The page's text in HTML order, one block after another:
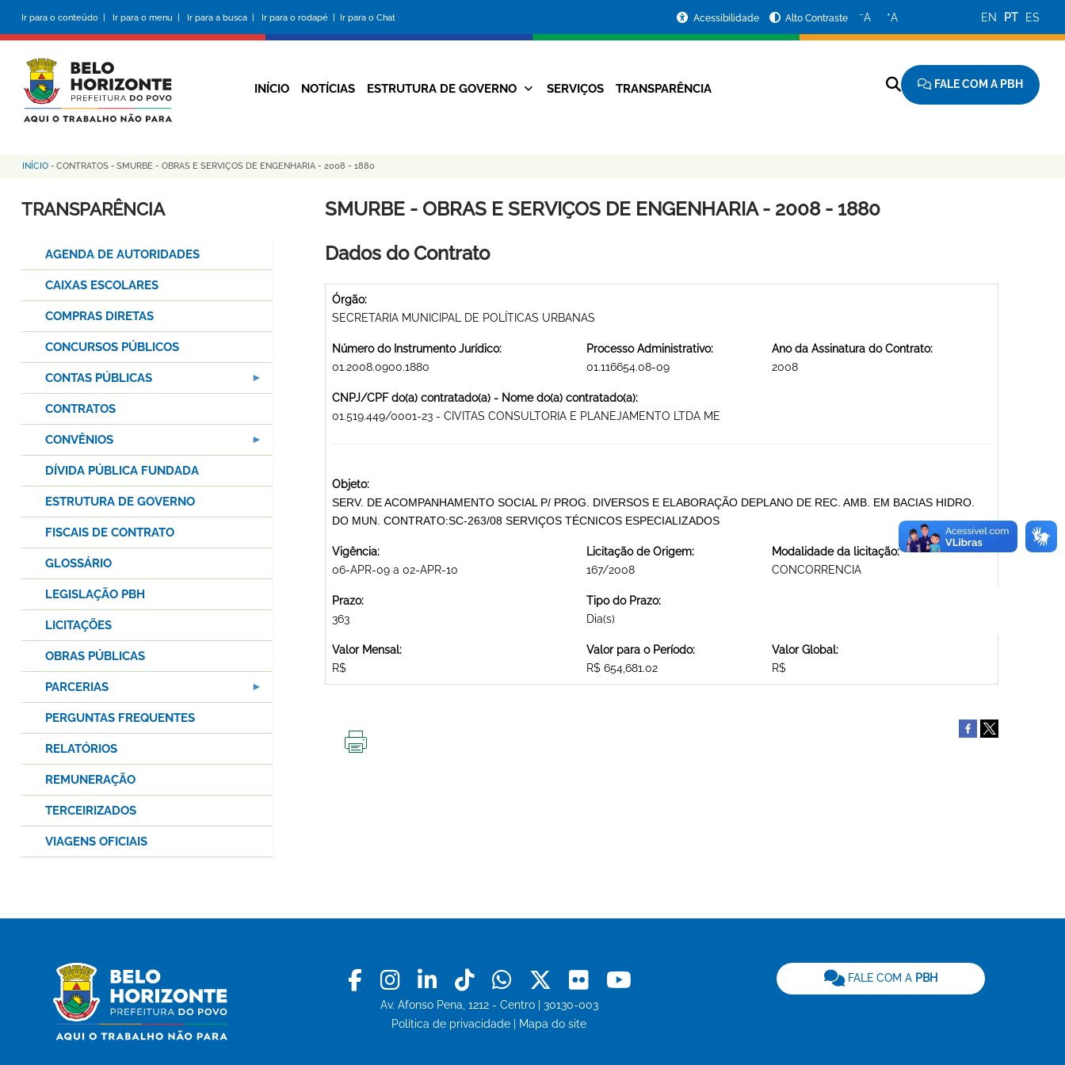
conteúdo
principal
Ir para o conteúdo | Ir para o menu | Ir para a busca | Ir para o rodapé | Ir para o Chat
da
Prefeitura
Acessibilidade Alto Contraste −A +A EN PT ES
Navegação
INÍCIO NOTÍCIAS ESTRUTURA DE GOVERNO SERVIÇOS TRANSPARÊNCIA FALE COM A PBH
Trilha
de
INÍCIO - CONTRATOS - SMURBE - OBRAS E SERVIÇOS DE ENGENHARIA - 2008 - 1880
SMURBE - OBRAS E SERVIÇOS DE ENGENHARIA - 2008 - 1880
Dados do Contrato
Órgão:
SECRETARIA MUNICIPAL DE POLÍTICAS URBANAS
Número do Instrumento Jurídico:
01.2008.0900.1880
Processo Administrativo:
01.116654.08-09
Ano da Assinatura do Contrato:
2008
CNPJ/CPF do(a) contratado(a) - Nome do(a) contratado(a):
01.519.449/0001-23 - CIVITAS CONSULTORIA E PLANEJAMENTO LTDA ME
Objeto:
SERV. DE ACOMPANHAMENTO SOCIAL P/ PROG. DIVERSOS E ELABORAÇÃO DEPLANO DE REC. AMB. EM BACIAS HIDRO.
DO MUN. CONTRATO:SC-263/08 SERVIÇOS TÉCNICOS ESPECIALIZADOS
Vigência:
06-APR-09 a 02-APR-10
Licitação de Origem:
167/2008
Modalidade da licitação:
CONCORRENCIA
Prazo:
363
Tipo do Prazo:
Dia(s)
Valor Mensal:
R$
Valor para o Período:
R$ 654,681.02
Valor Global:
R$
TRANSPARÊNCIA
AGENDA DE AUTORIDADES
CAIXAS ESCOLARES
COMPRAS DIRETAS
CONCURSOS PÚBLICOS
CONTAS PÚBLICAS
CONTRATOS
CONVÊNIOS
DÍVIDA PÚBLICA FUNDADA
ESTRUTURA DE GOVERNO
FISCAIS DE CONTRATO
GLOSSÁRIO
LEGISLAÇÃO PBH
LICITAÇÕES
OBRAS PÚBLICAS
PARCERIAS
PERGUNTAS FREQUENTES
RELATÓRIOS
REMUNERAÇÃO
TERCEIRIZADOS
VIAGENS OFICIAIS
Facebook
Instagram
LinkedinTiktokWhatsapp
X Flickr
Av. Afonso Pena, 1212 - Centro | 30130-003
Política de privacidade
Mapa do site
FALE COM A PBH